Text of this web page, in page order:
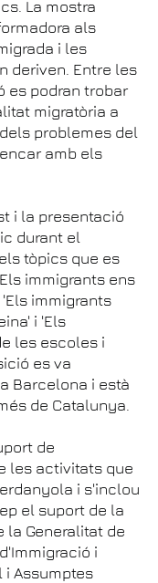
La mostra
als
i les
deriven. Entre les
es podran trobar
migratòria a
problemes del
amb els
i la presentació
durant el
tòpics que es
immigrants ens
immigrants
i 'Els
les escoles i
es va
Barcelona i està
de Catalunya.
de
les activitats que
i s'inclou
el suport de la
la Generalitat de
i
i Assumptes